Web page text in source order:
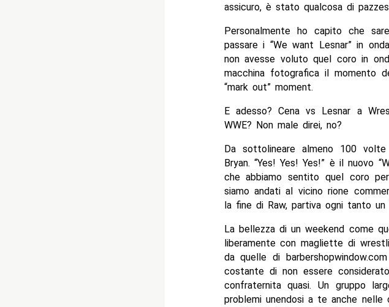
assicuro, è stato qualcosa di
Personalmente ho capito che
passare i “We want Lesnar” in
non avesse voluto quel coro in
macchina fotografica il momento
“mark out” moment.
E adesso? Cena vs Lesnar a
WWE? Non male direi, no?
Da sottolineare almeno 100
Bryan. “Yes! Yes! Yes!” è il nuovo
che abbiamo sentito quel coro
siamo andati al vicino rione
la fine di Raw, partiva ogni tanto un
La bellezza di un weekend come
liberamente con magliette di
da quelle di
costante di non essere
confraternita quasi. Un gruppo
problemi unendosi a te anche nelle